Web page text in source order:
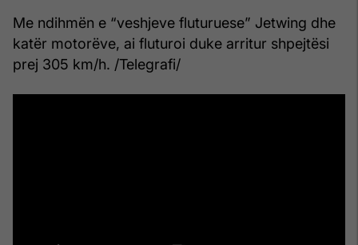
Me ndihmën e “veshjeve fluturuese” Jetwing dhe
katër motorëve, ai fluturoi duke arritur shpejtësi
prej 305 km/h. /Telegrafi/